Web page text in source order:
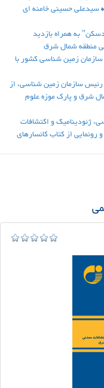
سیدعلی حسینی خامنه ای
به همراه بازدید
منطقه شمال شرق
زمین شناسی کشور با
سازمان زمین شناسی، از
شرق و پارک موزه علوم
ژئودینامیک و اکتشافات
از کتاب کانسارهای